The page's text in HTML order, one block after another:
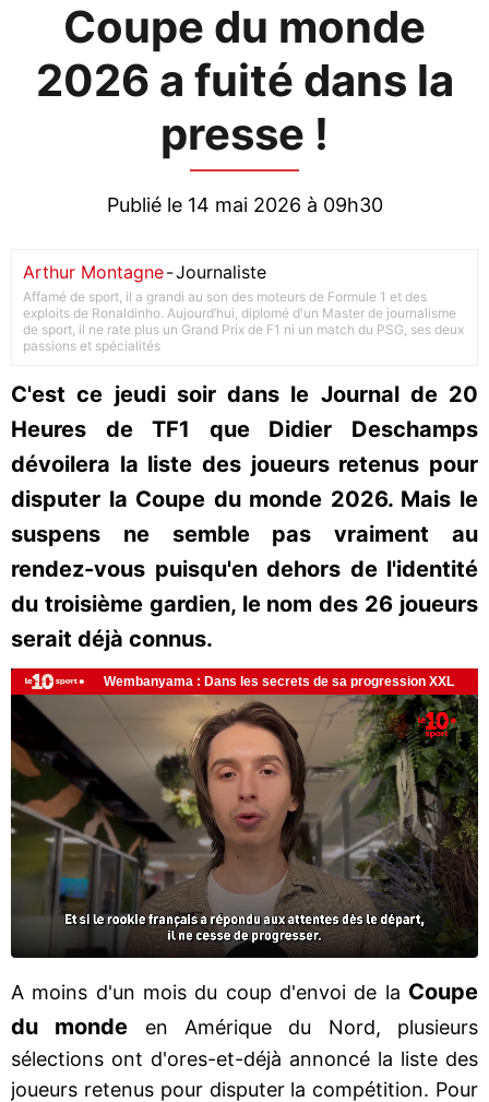
Coupe du monde
2026 a fuité dans la
presse !
Publié le 14 mai 2026 à 09h30
Arthur Montagne-Journaliste
Affamé de sport, il a grandi au son des moteurs de Formule 1 et des
exploits de Ronaldinho. Aujourd’hui, diplomé d'un Master de journalisme
de sport, il ne rate plus un Grand Prix de F1 ni un match du PSG, ses deux
passions et spécialités
C'est ce jeudi soir dans le Journal de 20
Heures de TF1 que Didier Deschamps
dévoilera la liste des joueurs retenus pour
disputer la Coupe du monde 2026. Mais le
suspens ne semble pas vraiment au
rendez-vous puisqu'en dehors de l'identité
du troisième gardien, le nom des 26 joueurs
serait déjà connus.
A moins d'un mois du coup d'envoi de la Coupe
du monde en Amérique du Nord, plusieurs
sélections ont d'ores-et-déjà annoncé la liste des
joueurs retenus pour disputer la compétition. Pour